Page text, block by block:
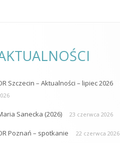
Szczecin – Aktualności – lipiec 2026
Sanecka (2026) 23 czerwca 2026
Poznań – spotkanie 22 czerwca 2026